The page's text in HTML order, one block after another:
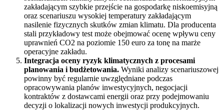
zakładającym szybkie przejście na gospodarkę niskoemisyjną
oraz scenariuszu wysokiej temperatury zakładającym
nasilenie fizycznych skutków zmian klimatu. Dla producenta
stali przykładowy test może obejmować ocenę wpływu ceny
uprawnień CO2 na poziomie 150 euro za tonę na marże
operacyjne zakładu.
Integracja oceny ryzyk klimatycznych z procesami
planowania i budżetowania. Wyniki analizy scenariuszowej
powinny być regularnie uwzględniane podczas
opracowywania planów inwestycyjnych, negocjacji
kontraktów z dostawcami energii oraz przy podejmowaniu
decyzji o lokalizacji nowych inwestycji produkcyjnych.